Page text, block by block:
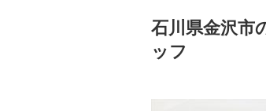
石川県金沢市
ッフ